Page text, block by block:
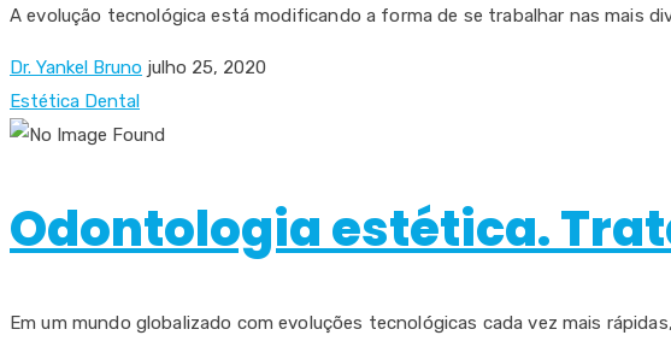
A evolução tecnológica está modificando a forma de se trabalhar nas mais
Dr. Yankel Bruno julho 25, 2020
Estética Dental
Odontologia estética.
Em um mundo globalizado com evoluções tecnológicas cada vez mais